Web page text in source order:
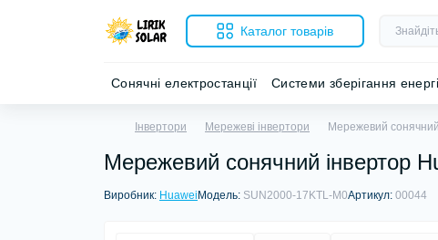
Каталог товарів
Сонячні електростанції Системи зберігання
Інвертори Мережеві інвертори Мережевий
Мережевий сонячний інвертор
Виробник: Huawei Модель: SUN2000-17KTL-M0Артикул: 00044